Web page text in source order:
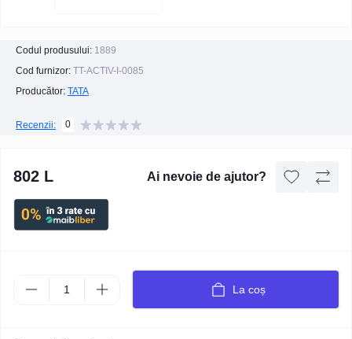
Codul produsului: 1889
Cod furnizor: TT-ACTIV-I-0085
Producător: TATA
Recenzii: 0
802 L Ai nevoie de ajutor?
La coș